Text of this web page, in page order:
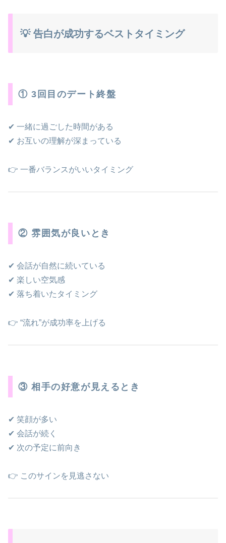
💡 告白が成功するベストタイミング
① 3回目のデート終盤
✔ 一緒に過ごした時間がある
✔ お互いの理解が深まっている
👉 一番バランスがいいタイミング
② 雰囲気が良いとき
✔ 会話が自然に続いている
✔ 楽しい空気感
✔ 落ち着いたタイミング
👉 “流れ”が成功率を上げる
③ 相手の好意が見えるとき
✔ 笑顔が多い
✔ 会話が続く
✔ 次の予定に前向き
👉 このサインを見逃さない